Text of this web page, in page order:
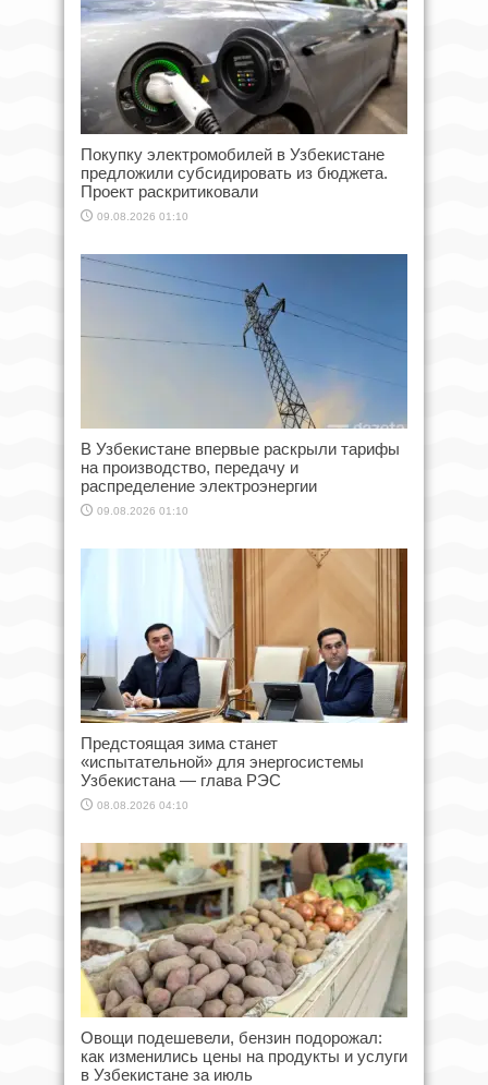
Покупку электромобилей в Узбекистане
предложили субсидировать из бюджета.
Проект раскритиковали
09.08.2026 01:10
В Узбекистане впервые раскрыли тарифы
на производство, передачу и
распределение электроэнергии
09.08.2026 01:10
Предстоящая зима станет
«испытательной» для энергосистемы
Узбекистана — глава РЭС
08.08.2026 04:10
Овощи подешевели, бензин подорожал:
как изменились цены на продукты и услуги
в Узбекистане за июль